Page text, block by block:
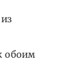
обоим